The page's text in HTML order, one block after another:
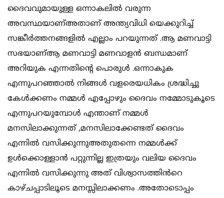
ദൈവവുമായുള്ള ഒന്നാകലിൽ വരുന്ന
അവസ്ഥയാണ്അതാണ് അന്ത്യവിധി യെക്കുറിച്ച്
സങ്കീർത്തനങ്ങളിൽ എല്ലാം പറയുന്നത് .ആ മണവാട്ടി
സഭയാണ്ആ മണവാട്ടി മണവാളൻ ബന്ധമാണ്
അറിയുക എന്നതിൻ്റെ പൊരുൾ .ഒന്നാകുക
എന്നുപറഞ്ഞാൽ നിങ്ങൾ വളരെയധികം ശ്രദ്ധിച്ചു
കേൾക്കണം നമ്മൾ എപ്പോഴും ദൈവം നമ്മോടുകൂടെ
എന്നുപറയുമ്പോൾ എന്താണ് നമ്മൾ
മനസിലാക്കുന്നത് ,മനസിലാക്കേണ്ടത് ദൈവം
എന്നിൽ വസിക്കുന്നുഅതുതന്നെ നമ്മൾക്ക്
ഉൾക്കൊള്ളാൻ പറ്റുന്നില്ല ഇത്രയും വലിയ ദൈവം
എന്നിൽ വസിക്കുന്നു അത് വിശ്വാസത്തിൻറെ
കാഴ്ചപ്പാടിലൂടെ മനസ്സിലാക്കണം .അതോടൊപ്പം